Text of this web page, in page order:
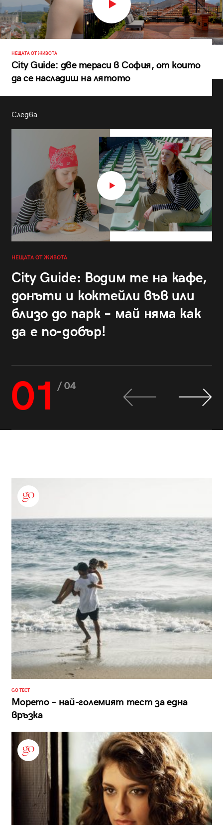
НЕЩАТА ОТ ЖИВОТА
City Guide: две тераси в София, от които
да се насладиш на лятото
Следва
НЕЩАТА ОТ ЖИВОТА
City Guide: Водим те на кафе,
донъти и коктейли във или
близо до парк – май няма как
да е по-добър!
01 / 04
GO ТЕСТ
Морето – най-големият тест за една
връзка